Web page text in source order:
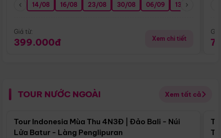
14/08 16/08 23/08 30/08 06/09 13/09
Giá từ:
399.000đ Xem chi tiết
TOUR NƯỚC NGOÀI Xem tất cả
Điểm nổi bật
Tour Indonesia Mùa Thu 4N3Đ | Đảo Bali - Núi
Lửa Batur - Làng Penglipuran